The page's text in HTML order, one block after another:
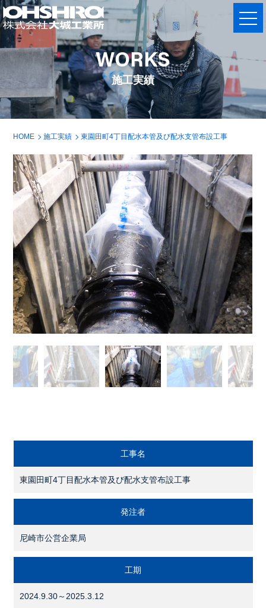
WORKS
施工実績
HOME 施工実績 東園田町4丁目配水本管及び配水支管布設工事
工事名
東園田町4丁目配水本管及び配水支管布設工事
発注者
尼崎市公営企業局
工期
2024.9.30～2025.3.12